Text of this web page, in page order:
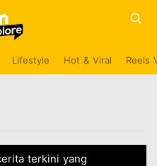
Lifestyle Hot & Viral Reels
terkini yang